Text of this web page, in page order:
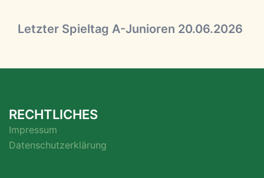
Letzter Spieltag A-Junioren 20.06.2026
RECHTLICHES
Impressum
Datenschutzerklärung